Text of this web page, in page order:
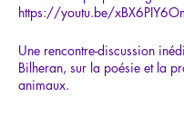
https://youtu.be/
Une rencontre-discussion
Bilheran, sur la poésie et la
animaux.